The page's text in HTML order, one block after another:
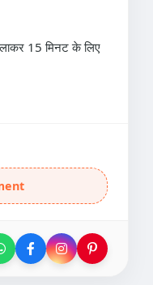
15 मिनट के लिए